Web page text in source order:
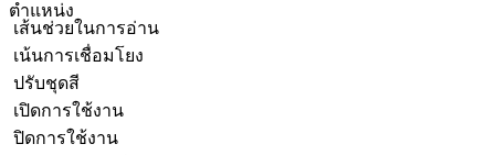
ตำแหน่ง
เส้นช่วยในการอ่าน
เน้นการเชื่อมโยง
ปรับชุดสี
เปิดการใช้งาน
ปิดการใช้งาน